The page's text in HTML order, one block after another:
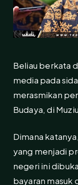
Beliau berkata
media pada
merasmikan
Budaya, di
Dimana
yang menjadi
negeri ini
bayaran masuk